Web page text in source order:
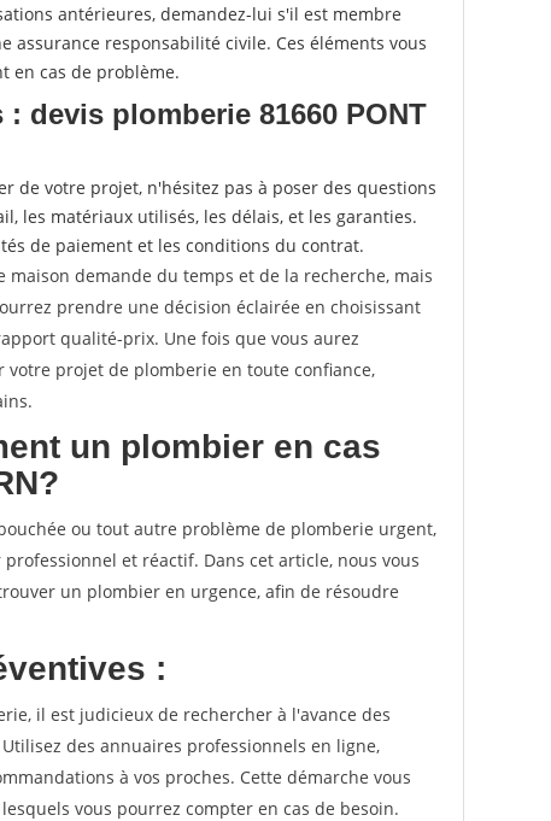
antérieures, demandez-lui s'il est membre
responsabilité civile. Ces éléments vous
en cas de problème.
devis plomberie 81660 PONT
de votre projet, n'hésitez pas à poser des questions
les matériaux utilisés, les délais, et les garanties.
de paiement et les conditions du contrat.
demande du temps et de la recherche, mais
prendre une décision éclairée en choisissant
qualité-prix. Une fois que vous aurez
projet de plomberie en toute confiance,
un plombier en cas
ou tout autre problème de plomberie urgent,
et réactif. Dans cet article, nous vous
un plombier en urgence, afin de résoudre
:
il est judicieux de rechercher à l'avance des
des annuaires professionnels en ligne,
à vos proches. Cette démarche vous
vous pourrez compter en cas de besoin.